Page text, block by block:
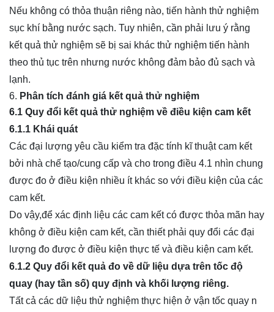
Nếu không có thỏa thuận riêng nào, tiến hành thử nghiệm
sục khí bằng nước sạch. Tuy nhiên, cần phải lưu ý rằng
kết quả thử nghiệm sẽ bị sai khác thử nghiệm tiến hành
theo thủ tục trên nhưng nước không đảm bảo đủ sạch và
lạnh.
Phân tích đánh giá kết quả thử nghiệm
6.1 Quy đổi kết quả thử nghiệm về điều kiện cam kết
6.1.1 Khái quát
Các đại lượng yêu cầu kiểm tra đặc tính kĩ thuật cam kết
bởi nhà chế tạo/cung cấp và cho trong điều 4.1 nhìn chung
được đo ở điều kiện nhiều ít khác so với điều kiện của các
cam kết.
Do vậy,để xác định liệu các cam kết có được thỏa mãn hay
không ở điều kiện cam kết, cần thiết phải quy đổi các đại
lượng đo được ở điều kiện thực tế và điều kiện cam kết.
6.1.2 Quy đổi kết quả đo về dữ liệu dựa trên tốc độ
quay (hay tần số) quy định và khối lượng riêng.
Tất cả các dữ liệu thử nghiệm thực hiện ở vận tốc quay n